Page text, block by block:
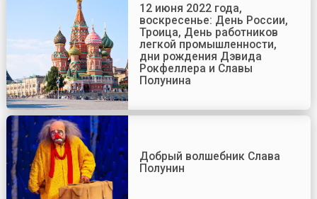
12 июня 2022 года,
воскресенье: День России,
Троица, День работников
легкой промышленности,
дни рождения Дэвида
Рокфеллера и Славы
Полунина
Добрый волшебник Слава
Полунин